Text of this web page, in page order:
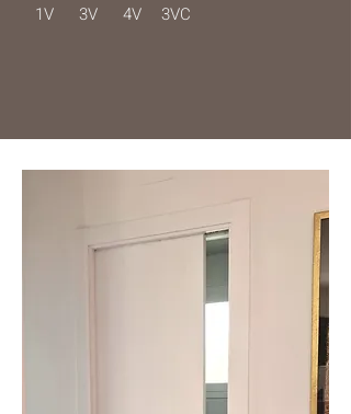
1V 3V 4V 3VC